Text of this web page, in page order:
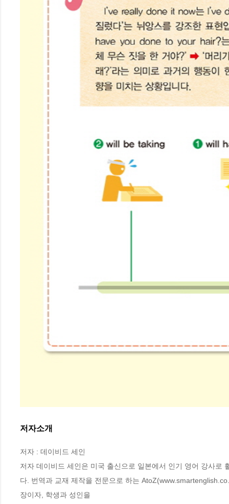
저자소개
저자 : 데이비드 세인
저자 데이비드 세인은 미국 출신으로 일본에서 인기 영어 강사
다. 번역과 교재 제작을 전문으로 하는
장이자, 학생과 성인을